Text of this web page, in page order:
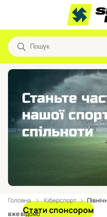
Стати спонсором
Головна Кіберспорт
вже відомо